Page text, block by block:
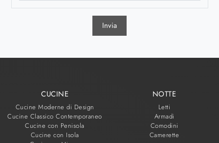
Invia
CUCINE
Cucine Moderne di Design
Cucine Classico Contemporaneo
Cucine con Penisola
Cucine con Isola
NOTTE
Letti
Armadi
Comodini
Camerette